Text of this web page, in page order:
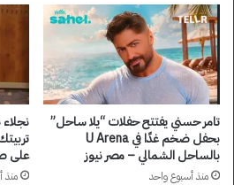
تامر حسني يفتتح حفلات “يلا ساحل”
بحفل ضخم غدًا في U Arena
بالساحل الشمالي – مصر نيوز
منذ أسبوع واحد
على
منذ